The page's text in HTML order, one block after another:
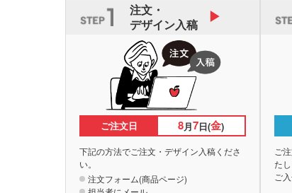
注文・
デザイン入稿
ご注文日 8月7日(金)
下記の方法でご注文・デザイン入稿くださ
い。
注文フォーム(商品ページ)
ご
た
ご